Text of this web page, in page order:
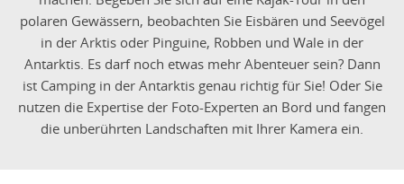
polaren Gewässern, beobachten Sie Eisbären und Seevögel
in der Arktis oder Pinguine, Robben und Wale in der
Antarktis. Es darf noch etwas mehr Abenteuer sein? Dann
ist Camping in der Antarktis genau richtig für Sie! Oder Sie
nutzen die Expertise der Foto-Experten an Bord und fangen
die unberührten Landschaften mit Ihrer Kamera ein.